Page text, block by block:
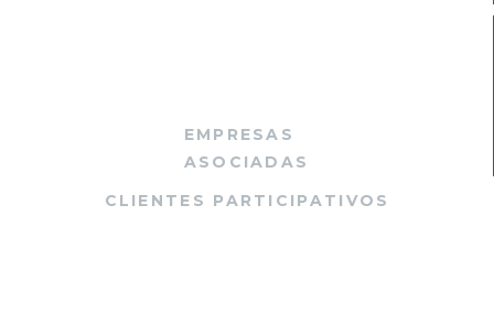
EMPRESAS
ASOCIADAS
CLIENTES PARTICIPATIVOS